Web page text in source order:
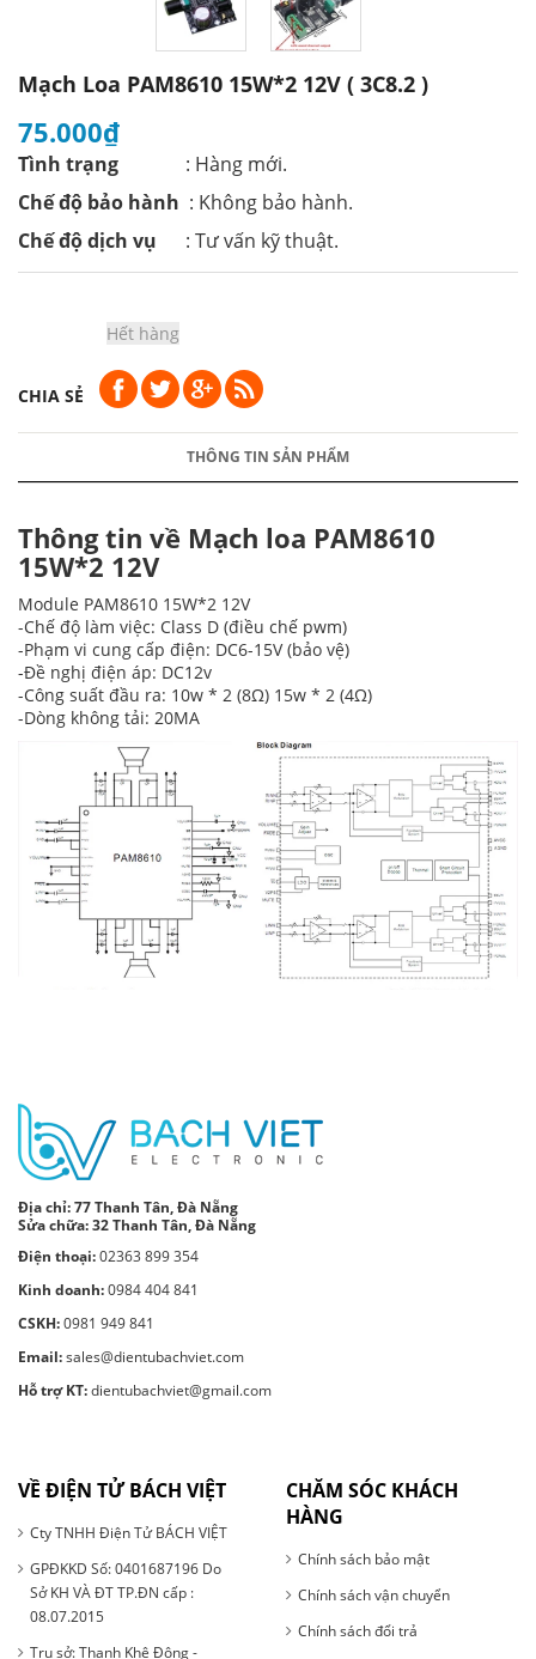
Mạch Loa PAM8610 15W*2 12V ( 3C8.2 )
75.000₫
Tình trạng : Hàng mới.
Chế độ bảo hành : Không bảo hành.
Chế độ dịch vụ : Tư vấn kỹ thuật.
Hết hàng
CHIA SẺ
THÔNG TIN SẢN PHẨM
Thông tin về Mạch loa PAM8610
15W*2 12V
Module PAM8610 15W*2 12V
-Chế độ làm việc: Class D (điều chế pwm)
-Phạm vi cung cấp điện: DC6-15V (bảo vệ)
-Đề nghị điện áp: DC12v
-Công suất đầu ra: 10w * 2 (8Ω) 15w * 2 (4Ω)
-Dòng không tải: 20MA
Địa chỉ:77 Thanh Tân, Đà Nẵng
Sửa chữa: 32 Thanh Tân, Đà Nẵng
Điện thoại:02363 899 354
Kinh doanh:0984 404 841
CSKH:0981 949 841
Email:sales@dientubachviet.com
Hỗ trợ KT:dientubachviet@gmail.com
VỀ ĐIỆN TỬ BÁCH VIỆT
Cty TNHH Điện Tử BÁCH VIỆT
GPĐKKD Số: 0401687196 Do
Sở KH VÀ ĐT TP.ĐN cấp :
08.07.2015
Trụ sở: Thanh Khê Đông -
CHĂM SÓC KHÁCH
HÀNG
Chính sách bảo mật
Chính sách vận chuyển
Chính sách đổi trả